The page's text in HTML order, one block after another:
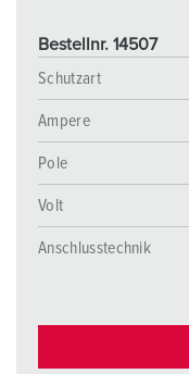
Bestellnr. 14507
Schutzart
Ampere
Pole
Volt
Anschlusstechnik